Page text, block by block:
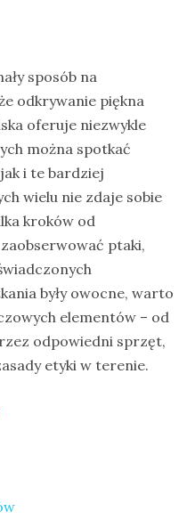
sposób na
odkrywanie piękna
oferuje niezwykle
można spotkać
i te bardziej
wielu nie zdaje sobie
kroków od
ptaki,
były owocne, warto
elementów – od
odpowiedni sprzęt,
etyki w terenie.